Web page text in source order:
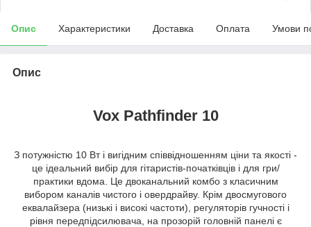
Опис Характеристики Доставка Оплата Умови
Опис
Vox Pathfinder 10
З потужністю 10 Вт і вигідним співвідношенням ціни та якості -
це ідеальний вибір для гітаристів-початківців і для гри/
практики вдома. Це двоканальний комбо з класичним
вибором каналів чистого і овердрайву. Крім двосмугового
еквалайзера (низькі і високі частоти), регуляторів гучності і
рівня передпідсилювача, на прозорій головній панелі є